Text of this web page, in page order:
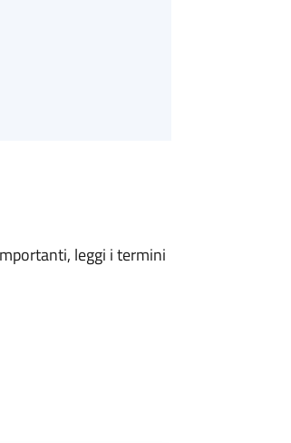
leggi i termini